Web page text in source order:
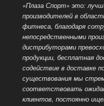
«Плаза Спорт» это:
производителей в
фитнеса, благодаря
непосредственными
дистрибуторами
продукции, бесплатная
содействие в доставке
существования мы
соответствовать
клиентов, постоянно